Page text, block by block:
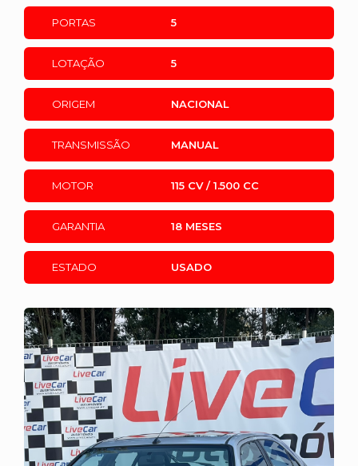
PORTAS 5
LOTAÇÃO 5
ORIGEM NACIONAL
TRANSMISSÃO MANUAL
MOTOR 115 CV / 1.500 CC
GARANTIA 18 MESES
ESTADO USADO